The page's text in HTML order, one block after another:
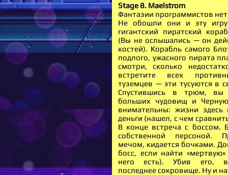
Stage 8. Maelstrom
Фантазии программистов
Не обошли они и эту игру.
гигантский пиратский
(Вы не ослышались — он
костей). Корабль самого
подлого, ужасного пирата
смотри, сколько
встретите всех
туземцев — эти тусуются в
Спустившись в трюм, вы
больших чудовищ и
внимательны: жизни здесь
деньги (нашел, с чем
В конце встреча с боссом.
собственной персоной.
мечом, кидается бочками.
босс, если найти
него есть). Убив его,
последнее сокровище. Ну и